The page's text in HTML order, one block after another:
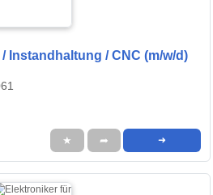
Instandhaltung / CNC (m/w/d)
★ ➦ ➜